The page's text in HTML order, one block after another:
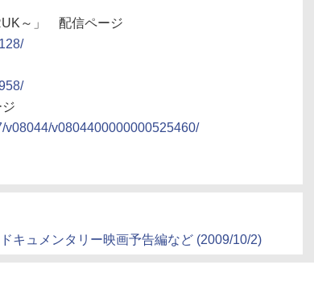
～」 配信ページ
v08044/v0804400000000525460/
キュメンタリー映画予告編など (2009/10/2)